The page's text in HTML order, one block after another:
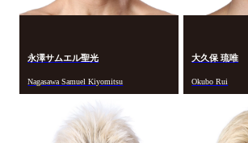
永澤サムエル聖光
Nagasawa Samuel Kiyomitsu
大久保 琉唯
Okubo Rui